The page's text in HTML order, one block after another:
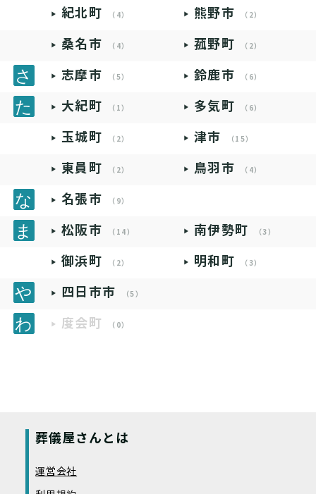
紀北町 （4） 熊野市 （2）
桑名市 （4） 菰野町 （2）
志摩市 （5） 鈴鹿市 （6）
大紀町 （1） 多気町 （6）
玉城町 （2） 津市 （15）
東員町 （2） 鳥羽市 （4）
名張市 （9）
松阪市 （14） 南伊勢町 （3）
御浜町 （2） 明和町 （3）
四日市市 （5）
度会町 （0）
葬儀屋さんとは
運営会社